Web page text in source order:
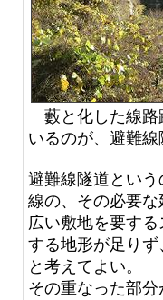
藪と化した線路
いるのが、避難線
避難線隧道とい
線の、その必要
広い敷地を要す
する地形が足り
と考えてよい。
その重なった部分